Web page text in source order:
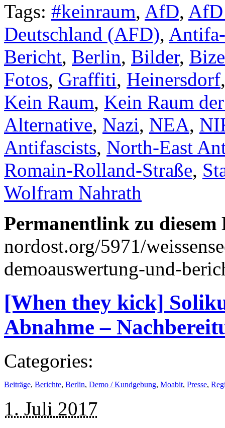
Tags: #keinraum, AfD, AfD
Deutschland (AFD),
Bericht, Berlin, Bilder,
Fotos, Graffiti, Heinersdorf
Kein Raum, Kein Raum
Alternative, Nazi, NEA,
Antifascists, North-East
Romain-Rolland-Straße,
Wolfram Nahrath
Permanentlink zu
nordost.org/5971/
demoauswertung-und-
[When they kick]
Abnahme –
Categories:
Beiträge, Berichte, Berlin, Demo / Kundgebung, Moabit, Presse,
1. Juli 2017